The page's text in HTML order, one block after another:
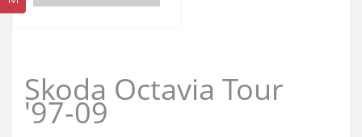
Skoda Octavia Tour
'97-09